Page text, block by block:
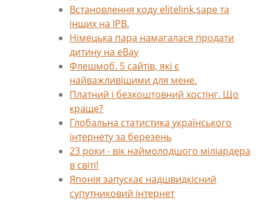
Встановлення коду elitelink,sape та
інших на IPB.
Німецька пара намагалася продати
дитину на eBay
Флешмоб. 5 сайтів, які є
найважливішими для мене.
Платний і безкоштовний хостінг. Що
краще?
Глобальна статистика українського
інтернету за березень
23 роки - вік наймолодшого міліардера
в світі!
Японія запускає надшвидкісний
супутниковий інтернет